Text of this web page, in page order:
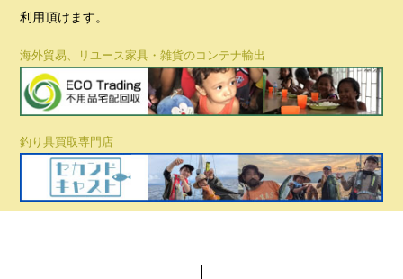
利用頂けます。
海外貿易、リユース家具・雑貨のコンテナ輸出
釣り具買取専門店